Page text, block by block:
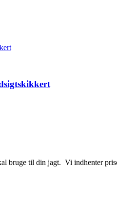
bruge til din jagt. Vi indhenter